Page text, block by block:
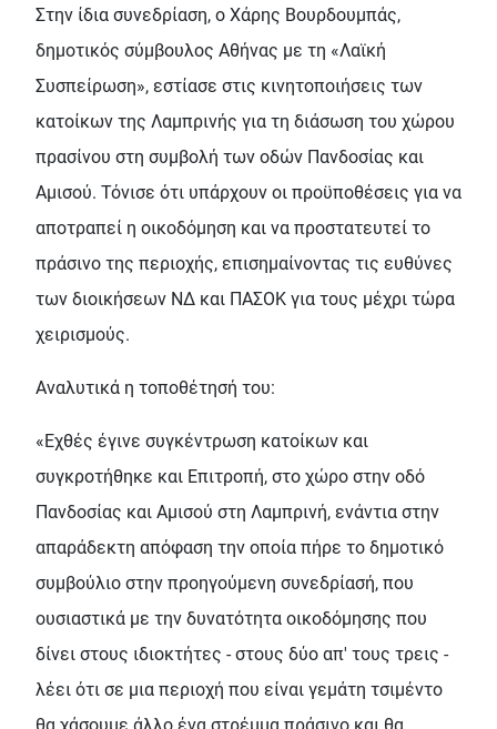
Στην ίδια συνεδρίαση, ο Χάρης Βουρδουμπάς,
δημοτικός σύμβουλος Αθήνας με τη «Λαϊκή
Συσπείρωση», εστίασε στις κινητοποιήσεις των
κατοίκων της Λαμπρινής για τη διάσωση του χώρου
πρασίνου στη συμβολή των οδών Πανδοσίας και
Αμισού. Τόνισε ότι υπάρχουν οι προϋποθέσεις για να
αποτραπεί η οικοδόμηση και να προστατευτεί το
πράσινο της περιοχής, επισημαίνοντας τις ευθύνες
των διοικήσεων ΝΔ και ΠΑΣΟΚ για τους μέχρι τώρα
χειρισμούς.
Αναλυτικά η τοποθέτησή του:
«Εχθές έγινε συγκέντρωση κατοίκων και
συγκροτήθηκε και Επιτροπή, στο χώρο στην οδό
Πανδοσίας και Αμισού στη Λαμπρινή, ενάντια στην
απαράδεκτη απόφαση την οποία πήρε το δημοτικό
συμβούλιο στην προηγούμενη συνεδρίασή, που
ουσιαστικά με την δυνατότητα οικοδόμησης που
δίνει στους ιδιοκτήτες - στους δύο απ' τους τρεις -
λέει ότι σε μια περιοχή που είναι γεμάτη τσιμέντο